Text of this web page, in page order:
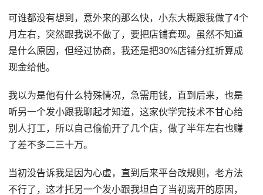
可谁都没有想到，意外来的那么快，小东大概跟我做了4个
月左右，突然跟我说不做了，要把店铺套现。虽然不知道
是什么原因，但经过协商，我还是把30%店铺分红折算成
现金给他。
我以为是他有什么特殊情况，急需用钱，直到后来，也是
听另一个发小跟我聊起才知道，这家伙学完技术不甘心给
别人打工，所以自己偷偷开了几个店，做了半年左右也赚
了差不多二三十万。
当初没告诉我是因为心虚，直到后来平台改规则，老方法
不行了，这才托另一个发小跟我坦白了当初离开的原因，